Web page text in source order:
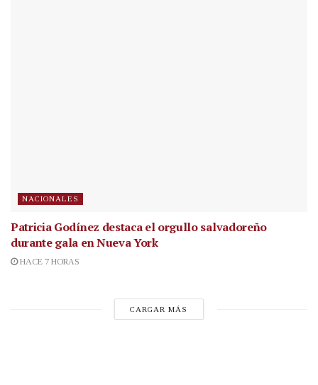
NACIONALES
Patricia Godínez destaca el orgullo salvadoreño
durante gala en Nueva York
HACE 7 HORAS
CARGAR MÁS